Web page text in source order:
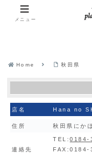
Home 秋田県
店名 Hana no
住所 秋田県にか
連絡先
TEL:0184-
FAX:0184-
メニュー